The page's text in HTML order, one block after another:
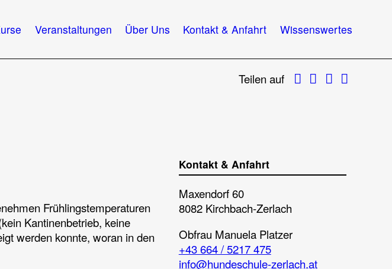
Veranstaltungen Über Uns Kontakt & Anfahrt Wissenswertes
Teilen auf TwitterFacebook
WhatsApp
Frühlingstemperaturen
Kantinenbetrieb, keine
werden konnte, woran in den
Kontakt & Anfahrt
Maxendorf 60
8082 Kirchbach-Zerlach
Obfrau Manuela Platzer
+43 664 / 5217 475
info@hundeschule-zerlach.at